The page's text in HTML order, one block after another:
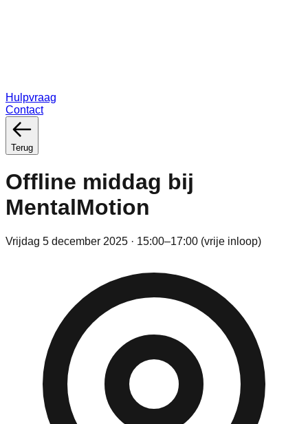
Hulpvraag
Contact
Terug
Offline middag bij
MentalMotion
Vrijdag 5 december 2025 · 15:00–17:00 (vrije inloop)